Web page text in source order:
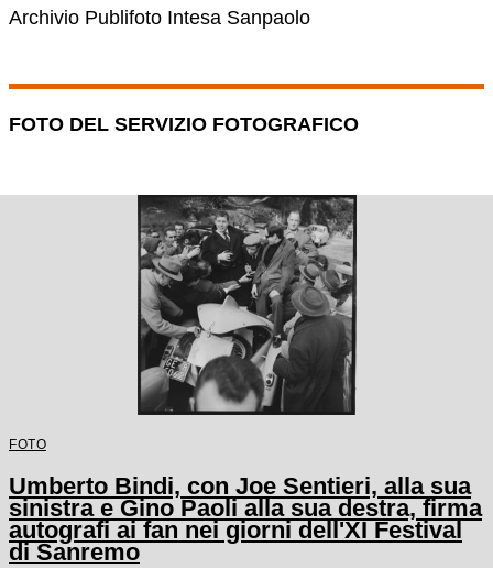
Archivio Publifoto Intesa Sanpaolo
FOTO DEL SERVIZIO FOTOGRAFICO
FOTO
Umberto Bindi, con Joe Sentieri, alla sua
sinistra e Gino Paoli alla sua destra, firma
autografi ai fan nei giorni dell'XI Festival
di Sanremo